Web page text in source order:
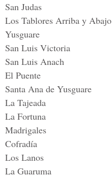
San Judas
Los Tablores Arriba y Abajo
Yusguare
San Luis Victoria
San Luis Anach
El Puente
Santa Ana de Yusguare
La Tajeada
La Fortuna
Madrigales
Cofradía
Los Lanos
La Guaruma